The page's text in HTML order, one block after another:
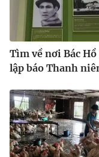
Tìm về nơi Bác Hồ
lập báo Thanh